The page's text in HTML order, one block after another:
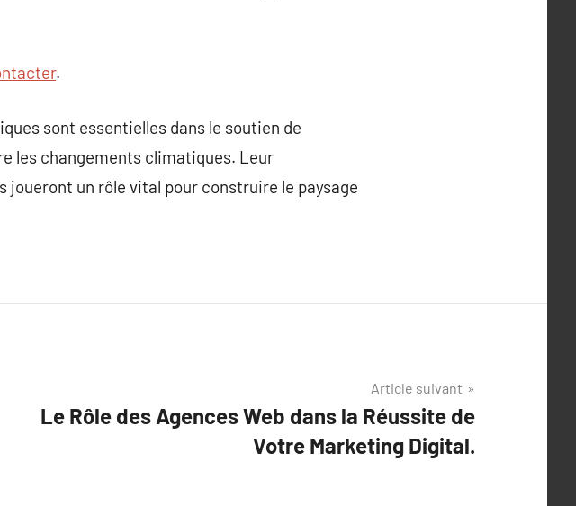
.
sont essentielles dans le soutien de
les changements climatiques. Leur
un rôle vital pour construire le paysage
Article suivant
Le Rôle des Agences Web dans la Réussite de
Votre Marketing Digital.